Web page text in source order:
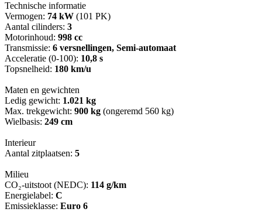
Technische informatie
Vermogen: 74 kW (101 PK)
Aantal cilinders: 3
Motorinhoud: 998 cc
Transmissie: 6 versnellingen, Semi-automaat
Acceleratie (0-100): 10,8 s
Topsnelheid: 180 km/u
Maten en gewichten
Ledig gewicht: 1.021 kg
Max. trekgewicht: 900 kg (ongeremd 560 kg)
Wielbasis: 249 cm
Interieur
Aantal zitplaatsen: 5
Milieu
CO₂-uitstoot (NEDC): 114 g/km
Energielabel: C
Emissieklasse: Euro 6